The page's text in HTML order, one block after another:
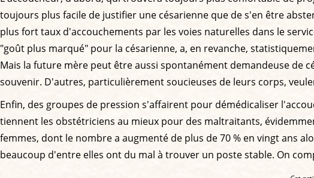
toujours plus facile de justifier une césarienne que de s'en être
plus fort taux d'accouchements par les voies naturelles dans le
"goût plus marqué" pour la césarienne, a, en revanche,
Mais la future mère peut être aussi spontanément demandeuse de
souvenir. D'autres, particulièrement soucieuses de leurs corps,
Enfin, des groupes de pression s'affairent pour démédicaliser
tiennent les obstétriciens au mieux pour des maltraitants,
femmes, dont le nombre a augmenté de plus de 70 % en vingt ans
beaucoup d'entre elles ont du mal à trouver un poste stable. On